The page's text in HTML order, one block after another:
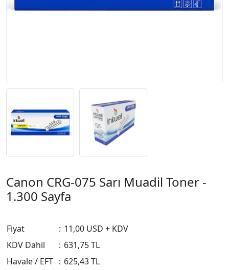
Canon CRG-075 Sarı Muadil Toner -
1.300 Sayfa
Fiyat : 11,00 USD + KDV
KDV Dahil
: 631,75 TL
Havale / EFT : 625,43 TL